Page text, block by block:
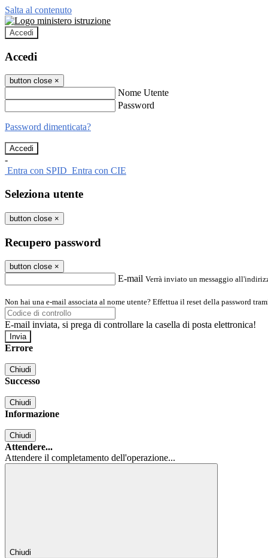
Salta al contenuto
Accedi
Accedi
button close ×
Nome Utente
Password
Password dimenticata?
-
Entra con SPID Entra con CIE
Seleziona utente
button close ×
Recupero password
button close ×
E-mail Verrà inviato un messaggio
Non hai una e-mail associata al nome utente? Effettua il reset della password
E-mail inviata, si prega di controllare la casella di posta elettronica!
Errore
Chiudi
Successo
Chiudi
Informazione
Chiudi
Attendere...
Attendere il completamento dell'operazione...
Chiudi